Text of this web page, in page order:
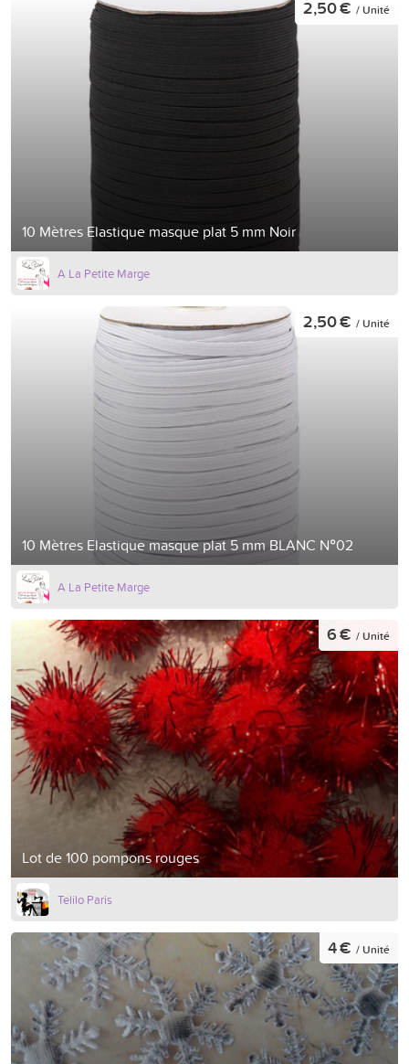
10 Mètres Elastique masque plat 5 mm Noir
2,50 € / Unité
A La Petite Marge
10 Mètres Elastique masque plat 5 mm BLANC N°02
2,50 € / Unité
A La Petite Marge
Lot de 100 pompons rouges
6 € / Unité
Telilo Paris
4 € / Unité